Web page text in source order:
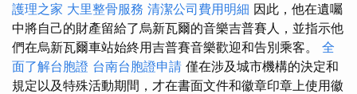
護理之家 大里整骨服務 清潔公司費用明細 因此，他在遺囑
中將自己的財產留給了烏新瓦爾的音樂吉普賽人，並指示他
們在烏新瓦爾車站始終用吉普賽音樂歡迎和告別乘客。 全
面了解台胞證 台南台胞證申請 僅在涉及城市機構的決定和
規定以及特殊活動期間，才在書面文件和徽章印章上使用徽